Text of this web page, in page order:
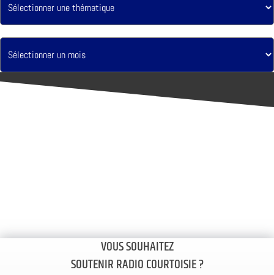
VOUS SOUHAITEZ
SOUTENIR RADIO COURTOISIE ?